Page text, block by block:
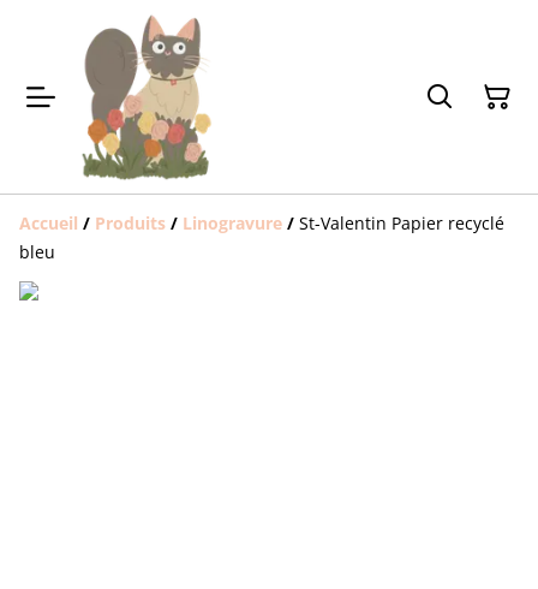
Accueil / Produits / Linogravure / St-Valentin Papier recyclé
bleu